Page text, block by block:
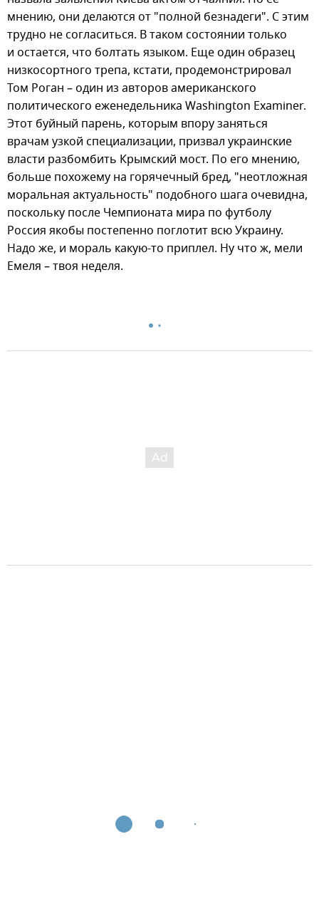
мнению, они делаются от "полной безнадеги". С этим
трудно не согласиться. В таком состоянии только
и остается, что болтать языком. Еще один образец
низкосортного трепа, кстати, продемонстрировал
Том Роган – один из авторов американского
политического еженедельника Washington Examiner.
Этот буйный парень, которым впору заняться
врачам узкой специализации, призвал украинские
власти разбомбить Крымский мост. По его мнению,
больше похожему на горячечный бред, "неотложная
моральная актуальность" подобного шага очевидна,
поскольку после Чемпионата мира по футболу
Россия якобы постепенно поглотит всю Украину.
Надо же, и мораль какую-то приплел. Ну что ж, мели
Емеля – твоя неделя.